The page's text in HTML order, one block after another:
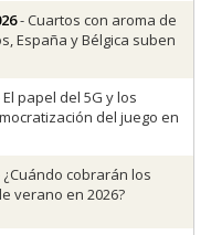
- Cuartos con aroma de
España y Bélgica suben
papel del 5G y los
del juego en
cobrarán los
verano en 2026?